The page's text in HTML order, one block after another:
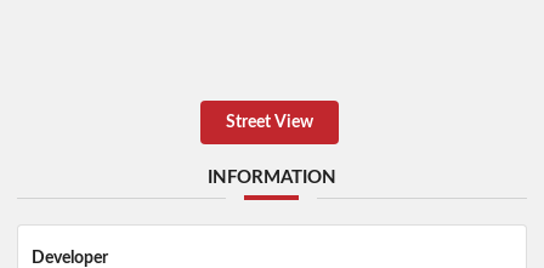
Street View
INFORMATION
Developer